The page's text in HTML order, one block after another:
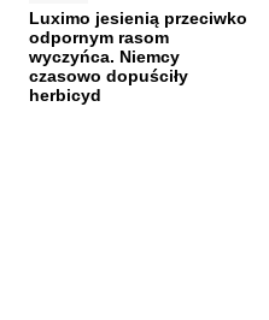
Luximo jesienią przeciwko
odpornym rasom
wyczyńca. Niemcy
czasowo dopuściły
herbicyd